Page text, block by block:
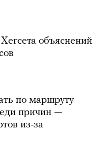
объяснений
по маршруту
причин —
из-за